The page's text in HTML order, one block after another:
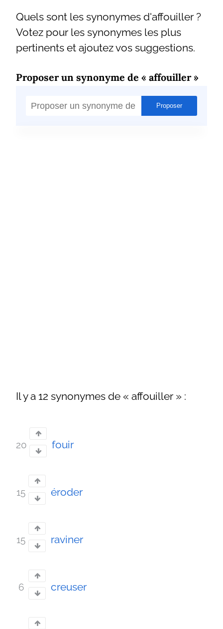
Quels sont les synonymes d'affouiller ?
Votez pour les synonymes les plus
pertinents et ajoutez vos suggestions.
Proposer un synonyme de « affouiller »
Il y a 12 synonymes de « affouiller » :
20 fouir
15 éroder
15 raviner
6 creuser